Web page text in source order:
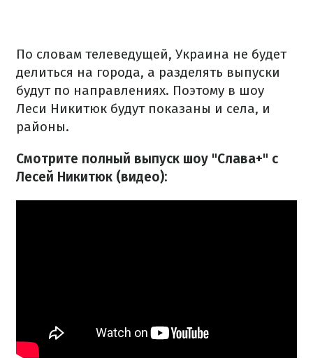
По словам телеведущей, Украина не будет
делиться на города, а разделять выпуски
будут по направлениях. Поэтому в шоу
Леси Никитюк будут показаны и села, и
районы.
Смотрите полный выпуск шоу "Слава+" с
Лесей Никитюк (видео):